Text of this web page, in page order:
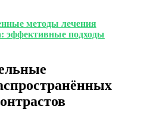
методы лечения
эффективные подходы